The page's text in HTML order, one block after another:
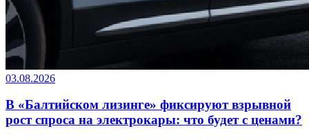
03.08.2026
В «Балтийском лизинге» фиксируют взрывной
рост спроса на электрокары: что будет с ценами?